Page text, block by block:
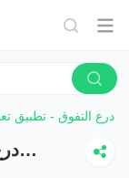
درع التفوق - تطبيق